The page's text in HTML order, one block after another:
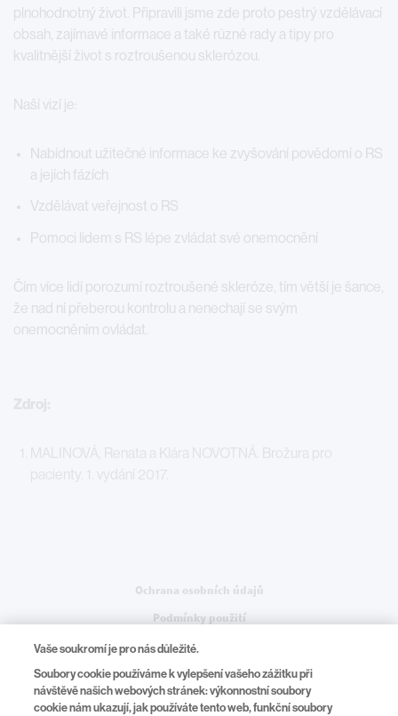
plnohodnotný život. Připravili jsme zde proto pestrý vzdělávací
obsah, zajímavé informace a také různé rady a tipy pro
kvalitnější život s roztroušenou sklerózou.
Naší vizí je:
Nabídnout užitečné informace ke zvyšování povědomí o RS
a jejích fázích
Vzdělávat veřejnost o RS
Pomoci lidem s RS lépe zvládat své onemocnění
Čím více lidí porozumí roztroušené skleróze, tím větší je šance,
že nad ní přeberou kontrolu a nenechají se svým
onemocněním ovládat.
Ochrana osobních údajů
Podmínky použití
Nastavení souborů cookie
Vaše soukromí je pro nás důležité.
Soubory cookie používáme k vylepšení vašeho zážitku při
návštěvě našich webových stránek: výkonnostní soubory
cookie nám ukazují, jak používáte tento web, funkční soubory